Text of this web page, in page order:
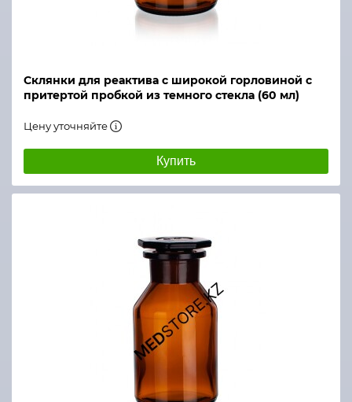
Склянки для реактива с широкой горловиной с
притертой пробкой из темного стекла (60 мл)
Цену уточняйте
Купить